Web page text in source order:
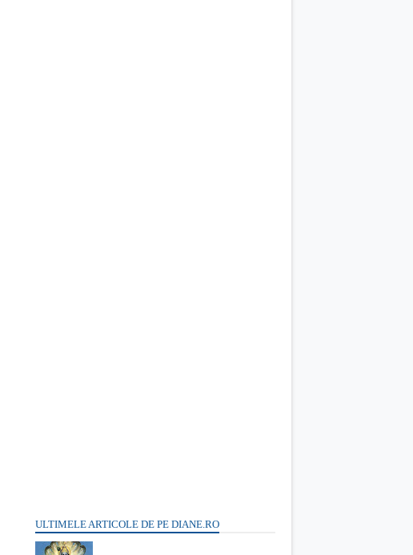
ULTIMELE ARTICOLE DE PE DIANE.RO